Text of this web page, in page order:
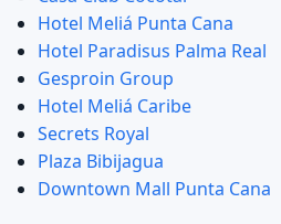
Hotel Meliá Punta Cana
Hotel Paradisus Palma Real
Gesproin Group
Hotel Meliá Caribe
Secrets Royal
Plaza Bibijagua
Downtown Mall Punta Cana